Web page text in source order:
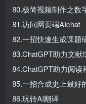
80.极简视频制作之数
81.访问网页端AIchat
82.一招快速生成课题
83.ChatGPT助力文献
84.ChatGPT助力阅读
85.一招合成史上最好
86.玩转AI翻译